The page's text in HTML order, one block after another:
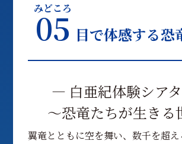
みどころ
05 目で体感する恐
― 白亜紀体験シア
〜恐竜たちが生きる
翼竜とともに空を舞い、数千を超